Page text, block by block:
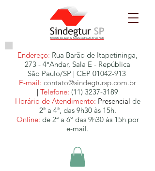
Endereço: Rua Barão de Itapetininga,
273 - 4°Andar, Sala E - República
São Paulo/SP | CEP 01042-913
E-mail: contato@sindegtursp.com.br
| Telefone: (11) 3237-3189
Horário de Atendimento: Presencial de
2ª a 4ª, das 9h30 às 15h.
Online: de 2ª a 6º das 9h30 ás 15h por
e-mail.